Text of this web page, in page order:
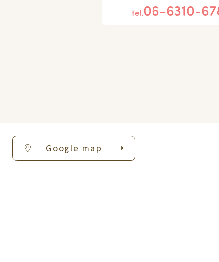
tel.06-6310-
Google map